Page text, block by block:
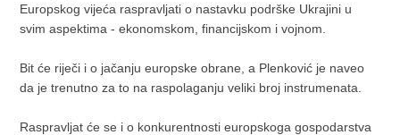
Europskog vijeća raspravljati o nastavku podrške Ukrajini u
svim aspektima - ekonomskom, financijskom i vojnom.
Bit će riječi i o jačanju europske obrane, a Plenković je naveo
da je trenutno za to na raspolaganju veliki broj instrumenata.
Raspravljat će se i o konkurentnosti europskoga gospodarstva